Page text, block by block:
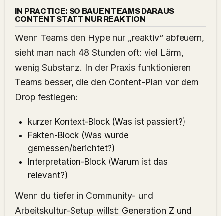
IN PRACTICE: SO BAUEN TEAMS DARAUS
CONTENT STATT NUR REAKTION
Wenn Teams den Hype nur „reaktiv“ abfeuern,
sieht man nach 48 Stunden oft: viel Lärm,
wenig Substanz. In der Praxis funktionieren
Teams besser, die den Content-Plan vor dem
Drop festlegen:
kurzer Kontext-Block (Was ist passiert?)
Fakten-Block (Was wurde
gemessen/berichtet?)
Interpretation-Block (Warum ist das
relevant?)
Wenn du tiefer in Community- und
Arbeitskultur-Setup willst: Generation Z und